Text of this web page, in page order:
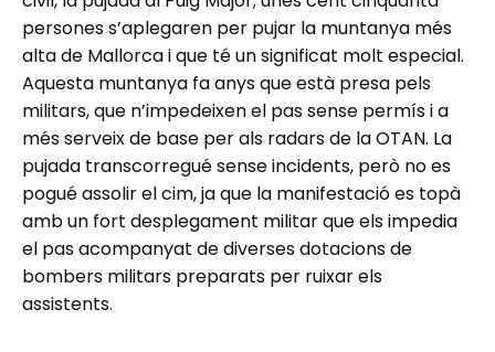
persones s’aplegaren per pujar la muntanya més
alta de Mallorca i que té un significat molt especial.
Aquesta muntanya fa anys que està presa pels
militars, que n’impedeixen el pas sense permís i a
més serveix de base per als radars de la OTAN. La
pujada transcorregué sense incidents, però no es
pogué assolir el cim, ja que la manifestació es topà
amb un fort desplegament militar que els impedia
el pas acompanyat de diverses dotacions de
bombers militars preparats per ruixar els
assistents.